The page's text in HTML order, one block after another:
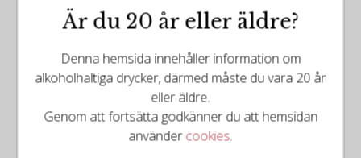
Vitt vin från Rhône
Distrikt:Rhône
Årgång:
2019
Poäng:97/100
Är du 20 år eller äldre?
Denna hemsida innehåller information om
alkoholhaltiga drycker, därmed måste du vara 20 år
eller äldre.
Genom att fortsätta godkänner du att hemsidan
användercookies.